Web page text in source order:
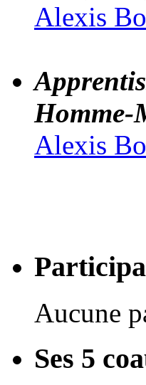
Alexis
Alexis
Aucune
Ses 5